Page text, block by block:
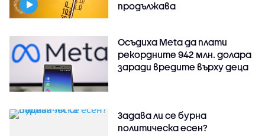
продължава
Осъдиха Meta да плати
рекордните 942 млн. долара
заради вредите върху деца
Задава ли се бурна
политическа есен?